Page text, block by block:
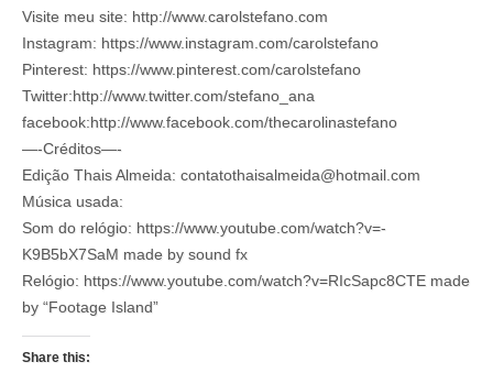
Visite meu site: http://www.carolstefano.com
Instagram: https://www.instagram.com/carolstefano
Pinterest: https://www.pinterest.com/carolstefano
Twitter:http://www.twitter.com/stefano_ana
facebook:http://www.facebook.com/thecarolinastefano
—-Créditos—-
Edição Thais Almeida: contatothaisalmeida@hotmail.com
Música usada:
Som do relógio: https://www.youtube.com/watch?v=-
K9B5bX7SaM made by sound fx
Relógio: https://www.youtube.com/watch?v=RIcSapc8CTE made
by “Footage Island”
Share this: